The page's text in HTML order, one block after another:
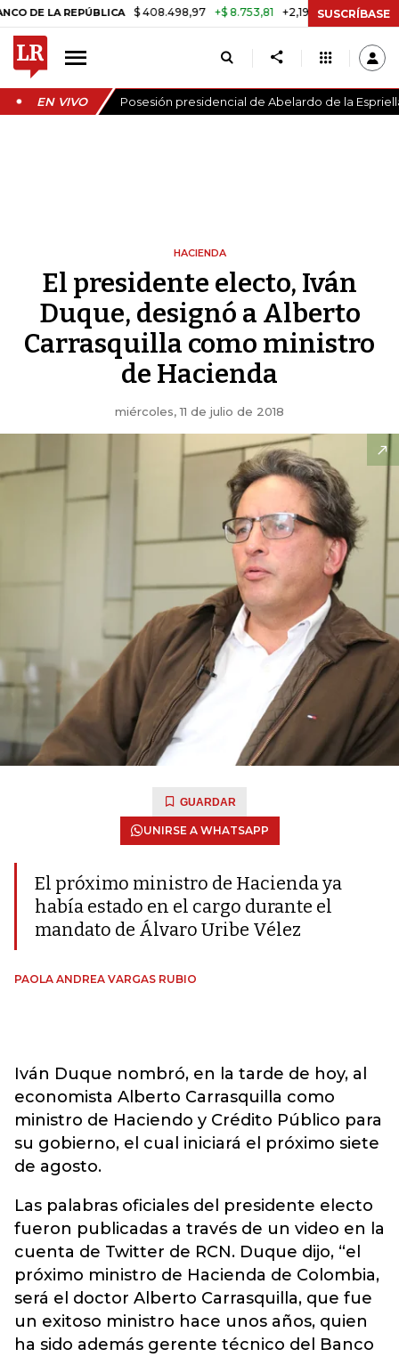
LA REPÚBLICA $ 408.498,97 +$ 8.753,81 +2,19% TASA DE USURA
SUSCRÍBASE
EN VIVO Posesión presidencial de Abelardo de la
HACIENDA
El presidente electo, Iván
Duque, designó a Alberto
Carrasquilla como ministro
de Hacienda
miércoles, 11 de julio de 2018
GUARDAR
UNIRSE A WHATSAPP
El próximo ministro de Hacienda ya
había estado en el cargo durante el
mandato de Álvaro Uribe Vélez
PAOLA ANDREA VARGAS RUBIO
Iván Duque nombró, en la tarde de hoy, al
economista Alberto Carrasquilla como
ministro de Haciendo y Crédito Público para
su gobierno, el cual iniciará el próximo siete
de agosto.
Las palabras oficiales del presidente electo
fueron publicadas a través de un video en la
cuenta de Twitter de RCN. Duque dijo, “el
próximo ministro de Hacienda de Colombia,
será el doctor Alberto Carrasquilla, que fue
un exitoso ministro hace unos años, quien
ha sido además gerente técnico del Banco